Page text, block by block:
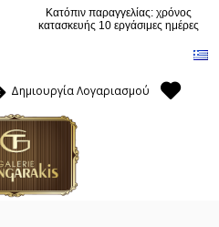
Κατόπιν παραγγελίας: χρόνος
κατασκευής 10 εργάσιμες ημέρες
Δημιουργία Λογαριασμού